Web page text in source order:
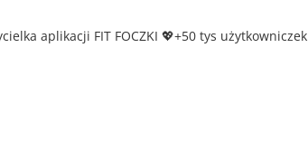
aplikacji FIT FOCZKI 💖+50 tys użytkowniczek